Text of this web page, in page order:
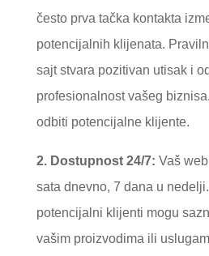
često prva tačka kontakta
potencijalnih klijenata.
sajt stvara pozitivan utisak i
profesionalnost vašeg
odbiti potencijalne klijente.
2. Dostupnost 24/7: Vaš
sata dnevno, 7 dana u
potencijalni klijenti mogu
vašim proizvodima ili